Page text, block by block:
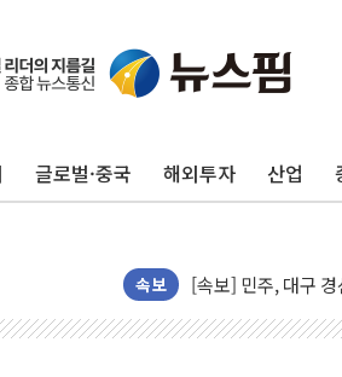
글로벌·중국 해외투자 산업
속보
평택 진위면 공장
포항 블루밸리 국